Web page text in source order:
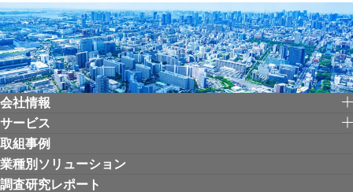
会社情報
サービス
取組事例
業種別ソリューション
調査研究レポート